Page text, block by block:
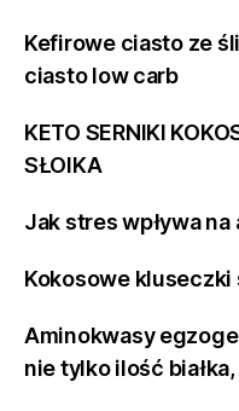
Kefirowe ciasto ze
ciasto low carb
KETO SERNIKI
SŁOIKA
Jak stres wpływa na
Kokosowe
Aminokwasy
nie tylko ilość